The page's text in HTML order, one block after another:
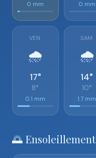
0 mm 0 mm
VEN.
🌧️
17°
8°
0.1 mm
SAM.
🌧️
14°
10°
1.7 mm
🌅 Ensoleillement